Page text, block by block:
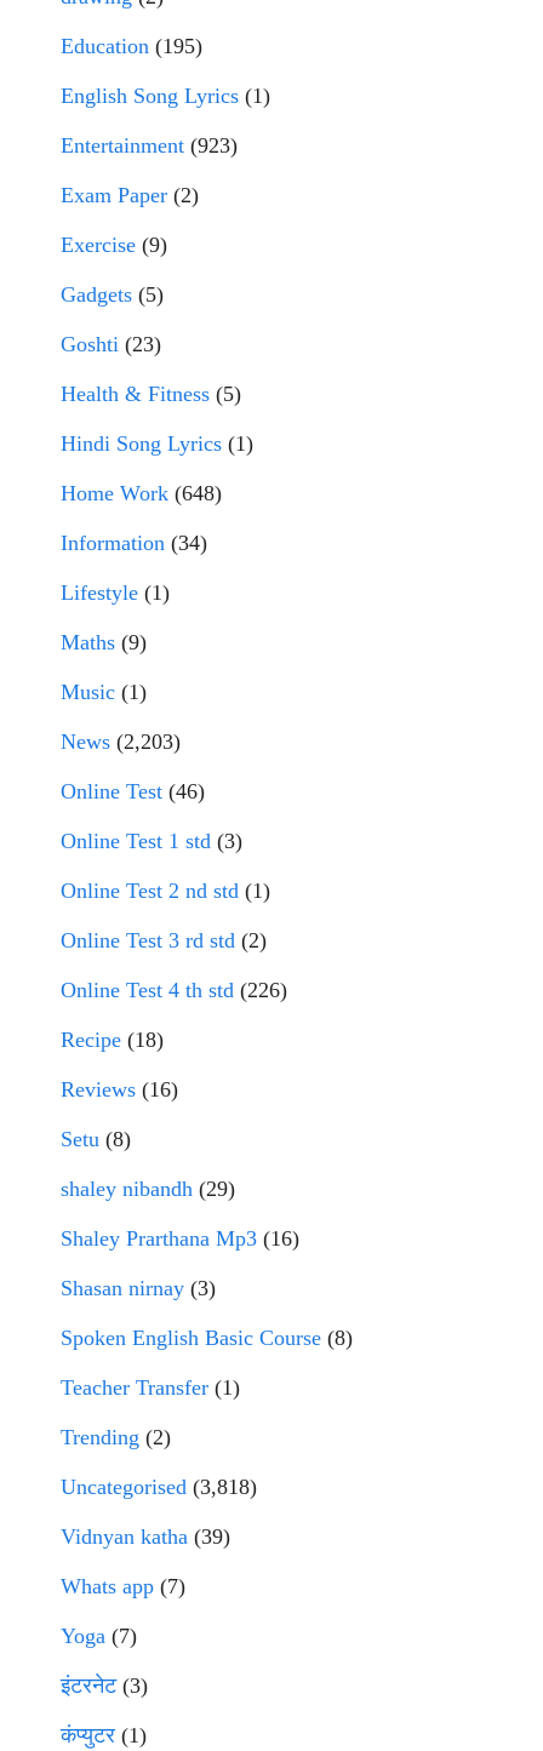
Education (195)
English Song Lyrics (1)
Entertainment (923)
Exam Paper (2)
Exercise (9)
Gadgets (5)
Goshti (23)
Health & Fitness (5)
Hindi Song Lyrics (1)
Home Work (648)
Information (34)
Lifestyle (1)
Maths (9)
Music (1)
News (2,203)
Online Test (46)
Online Test 1 std (3)
Online Test 2 nd std (1)
Online Test 3 rd std (2)
Online Test 4 th std (226)
Recipe (18)
Reviews (16)
Setu (8)
shaley nibandh (29)
Shaley Prarthana Mp3 (16)
Shasan nirnay (3)
Spoken English Basic Course (8)
Teacher Transfer (1)
Trending (2)
Uncategorised (3,818)
Vidnyan katha (39)
Whats app (7)
Yoga (7)
इंटरनेट(3)
कंप्युटर (1)